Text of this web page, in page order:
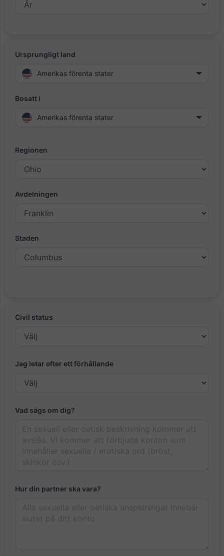
Ursprungligt land
Amerikas förenta stater
Bosatt i
Amerikas förenta stater
Regionen
Avdelningen
Staden
Civil status
Jag letar efter ett förhållande
Vad sägs om dig?
Hur din partner ska vara?